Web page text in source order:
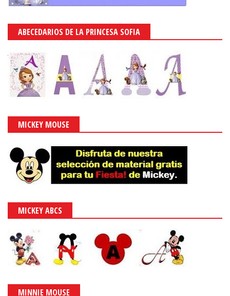
ABECEDARIOS DE LA PRINCESA SOFIA
MICKEY MOUSE
MICKEY ABCS
MINNIE MOUSE